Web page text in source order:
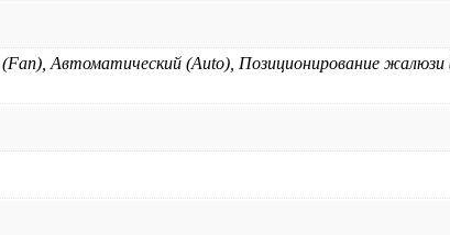
Автоматический (Auto), Позиционирование